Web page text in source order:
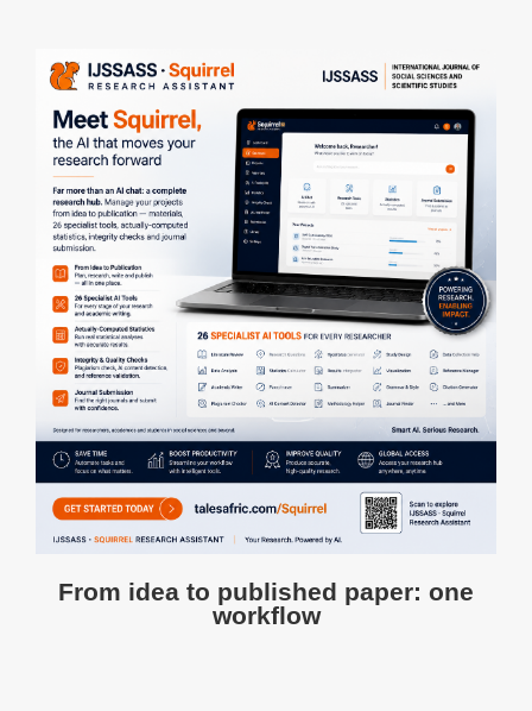
From idea to published paper: one
workflow